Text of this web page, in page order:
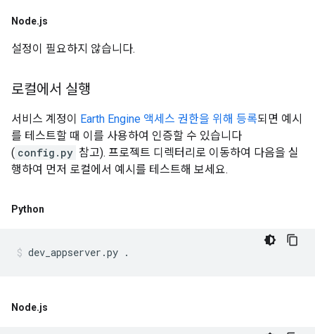
Node.js
설정이 필요하지 않습니다.
로컬에서 실행
서비스 계정이 Earth Engine 액세스 권한을 위해 등록되면 예시
를 테스트할 때 이를 사용하여 인증할 수 있습니다
( config.py 참고). 프로젝트 디렉터리로 이동하여 다음을 실
행하여 먼저 로컬에서 예시를 테스트해 보세요.
Python
Node.js